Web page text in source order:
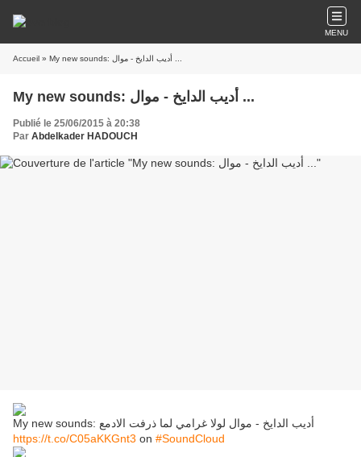
MENU
Accueil
My new sounds: أديب الدايخ - موال ...
Publié le 25/06/2015 à 20:38
Par Abdelkader HADOUCH
My new sounds: أديب الدايخ - موال لولا غرامي لما ذرفت الادمع
https://t.co/C05aKKGnt3 on #SoundCloud